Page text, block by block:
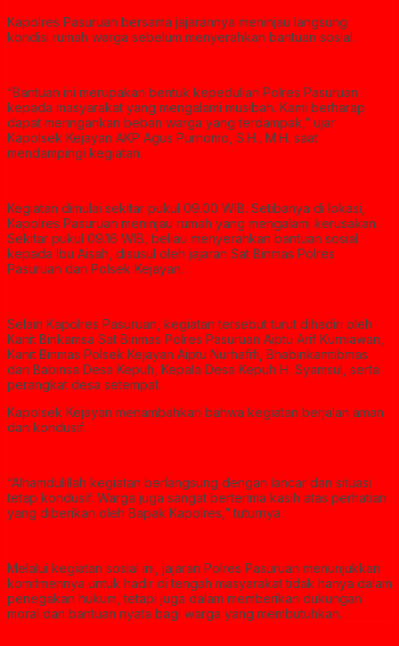
Kapolres Pasuruan bersama jajarannya meninjau langsung
kondisi rumah warga sebelum menyerahkan bantuan sosial.
“Bantuan ini merupakan bentuk kepedulian Polres Pasuruan
kepada masyarakat yang mengalami musibah. Kami berharap
dapat meringankan beban warga yang terdampak,” ujar
Kapolsek Kejayan AKP Agus Purnomo, S.H., M.H. saat
mendampingi kegiatan.
Kegiatan dimulai sekitar pukul 09.00 WIB. Setibanya di lokasi,
Kapolres Pasuruan meninjau rumah yang mengalami kerusakan.
Sekitar pukul 09.16 WIB, beliau menyerahkan bantuan sosial
kepada Ibu Aisah, disusul oleh jajaran Sat Binmas Polres
Pasuruan dan Polsek Kejayan.
Selain Kapolres Pasuruan, kegiatan tersebut turut dihadiri oleh
Kanit Binkamsa Sat Binmas Polres Pasuruan Aiptu Arif Kurniawan,
Kanit Binmas Polsek Kejayan Aiptu Nurhafifi, Bhabinkamtibmas
dan Babinsa Desa Kepuh, Kepala Desa Kepuh H. Syamsul, serta
perangkat desa setempat.
Kapolsek Kejayan menambahkan bahwa kegiatan berjalan aman
dan kondusif.
“Alhamdulillah kegiatan berlangsung dengan lancar dan situasi
tetap kondusif. Warga juga sangat berterima kasih atas perhatian
yang diberikan oleh Bapak Kapolres,” tuturnya.
Melalui kegiatan sosial ini, jajaran Polres Pasuruan menunjukkan
komitmennya untuk hadir di tengah masyarakat tidak hanya dalam
penegakan hukum, tetapi juga dalam memberikan dukungan
moral dan bantuan nyata bagi warga yang membutuhkan.